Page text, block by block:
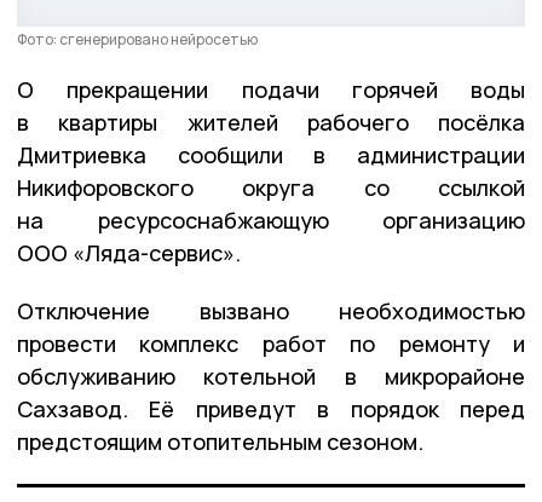
Фото: сгенерировано нейросетью
О прекращении подачи горячей воды
в квартиры жителей рабочего посёлка
Дмитриевка сообщили в администрации
Никифоровского округа со ссылкой
на ресурсоснабжающую организацию
ООО «Ляда-сервис».
Отключение вызвано необходимостью
провести комплекс работ по ремонту и
обслуживанию котельной в микрорайоне
Сахзавод. Её приведут в порядок перед
предстоящим отопительным сезоном.